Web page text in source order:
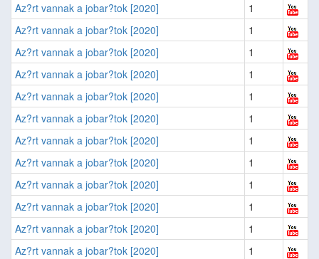
Az?rt vannak a jobar?tok [2020]
1
Az?rt vannak a jobar?tok [2020]
1
Az?rt vannak a jobar?tok [2020]
1
Az?rt vannak a jobar?tok [2020]
1
Az?rt vannak a jobar?tok [2020]
1
Az?rt vannak a jobar?tok [2020]
1
Az?rt vannak a jobar?tok [2020]
1
Az?rt vannak a jobar?tok [2020]
1
Az?rt vannak a jobar?tok [2020]
1
Az?rt vannak a jobar?tok [2020]
1
Az?rt vannak a jobar?tok [2020]
1
Az?rt vannak a jobar?tok [2020]
1